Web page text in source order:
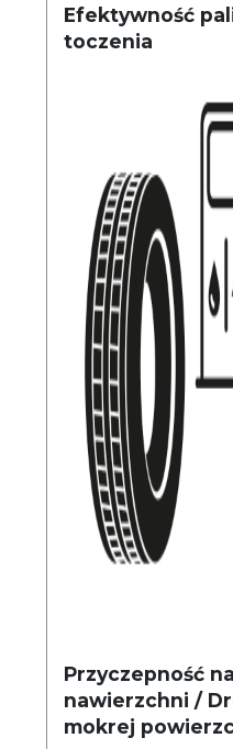
Efektywność
toczenia
Przyczepność
nawierzchni /
mokrej